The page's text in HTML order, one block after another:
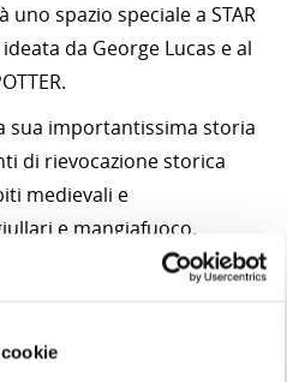
spazio speciale a STAR
da George Lucas e al
sua importantissima storia
di rievocazione storica
medievali e
e mangiafuoco.
dove sarà possibile